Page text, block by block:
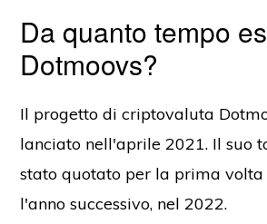
Da quanto tempo
Dotmoovs?
Il progetto di criptovaluta
lanciato nell'aprile 2021. Il suo
stato quotato per la prima volta
l'anno successivo, nel 2022.